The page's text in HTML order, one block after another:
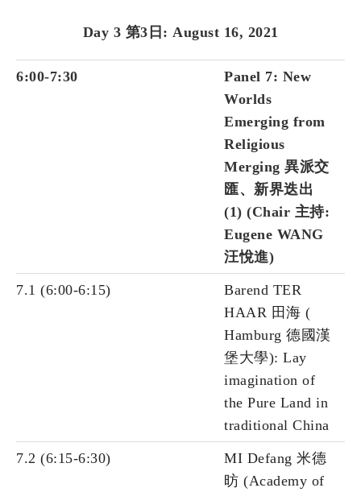
Day 3 第3日: August 16, 2021
6:00-7:30 Panel 7: New
Worlds
Emerging from
Religious
Merging 異派交
匯、新界迭出
(1) (Chair 主持:
Eugene WANG
汪悅進)
7.1 (6:00-6:15)
Barend TER
HAAR 田海 (
Hamburg 德國漢
堡大學): Lay
imagination of
the Pure Land in
traditional China
7.2 (6:15-6:30)
MI Defang 米德
昉 (Academy of